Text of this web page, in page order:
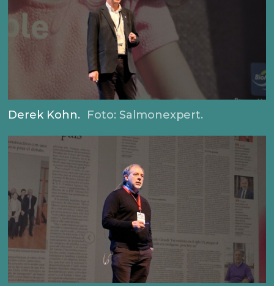
Derek Kohn. Foto: Salmonexpert.